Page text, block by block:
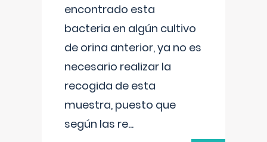
encontrado esta
bacteria en algún cultivo
de orina anterior, ya no es
necesario realizar la
recogida de esta
muestra, puesto que
según las re...